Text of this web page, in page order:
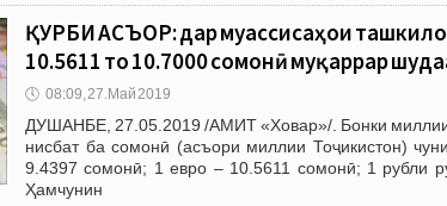
ҚУРБИ АСЪОР: дар муассиcаҳои
10.5611 то 10.7000 сомонӣ муқаррар
🕔 08:09, 27.Май 2019
ДУШАНБЕ, 27.05.2019 /АМИТ «Ховар»/. Бонки миллии
нисбат ба сомонӣ (асъори миллии Тоҷикистон)
9.4397 сомонӣ; 1 евро – 10.5611 сомонӣ; 1 рубли
Ҳамчунин